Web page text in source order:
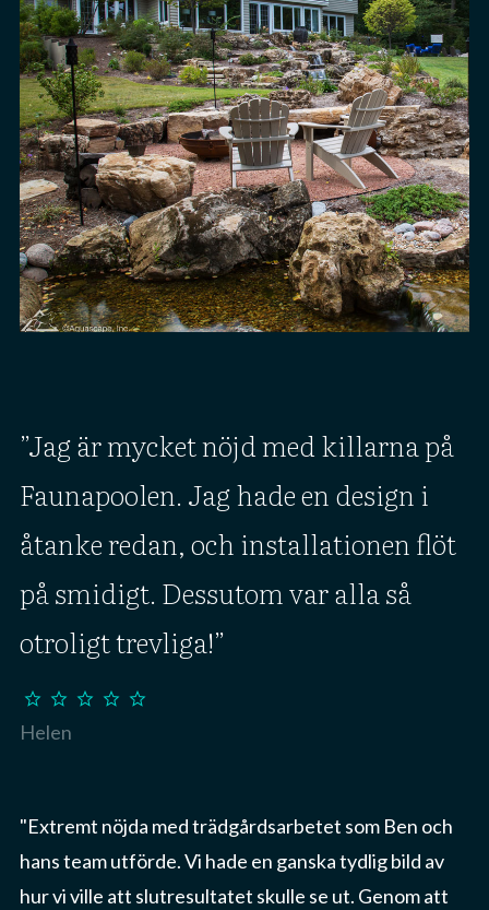
Jag är mycket nöjd med killarna på
Faunapoolen. Jag hade en design i
åtanke redan, och installationen flöt
på smidigt. Dessutom var alla så
otroligt trevliga!
star star star star star
Helen
"Extremt nöjda med trädgårdsarbetet som Ben och
hans team utförde. Vi hade en ganska tydlig bild av
hur vi ville att slutresultatet skulle se ut. Genom att